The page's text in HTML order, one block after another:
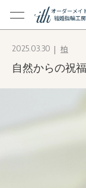
オーダーメイ
結婚指輪工房
メイド
2025.03.30 柏
自然からの祝